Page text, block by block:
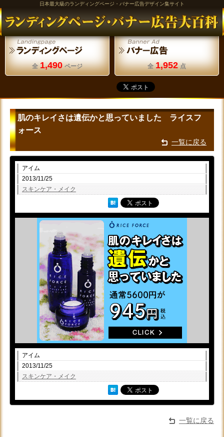
日本最大級のランディングページ・バナー広告デザイン集サイト
全 1,490 ページ 全 1,952 点
肌のキレイさは遺伝かと思っていました ライスフ
ォース
一覧に戻る
アイム
2013/11/25
スキンケア・メイク
アイム
2013/11/25
スキンケア・メイク
一覧に戻る